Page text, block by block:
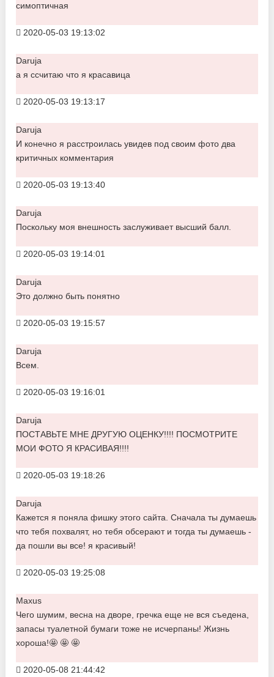
симоптичная
2020-05-03 19:13:02
Daruja
а я ссчитаю что я красавица
2020-05-03 19:13:17
Daruja
И конечно я расстроилась увидев под своим фото два
критичных комментария
2020-05-03 19:13:40
Daruja
Поскольку моя внешность заслуживает высший балл.
2020-05-03 19:14:01
Daruja
Это должно быть понятно
2020-05-03 19:15:57
Daruja
Всем.
2020-05-03 19:16:01
Daruja
ПОСТАВЬТЕ МНЕ ДРУГУЮ ОЦЕНКУ!!!! ПОСМОТРИТЕ
МОИ ФОТО Я КРАСИВАЯ!!!!
2020-05-03 19:18:26
Daruja
Кажется я поняла фишку этого сайта. Сначала ты думаешь
что тебя похвалят, но тебя обсерают и тогда ты думаешь -
да пошли вы все! я красивый!
2020-05-03 19:25:08
Maxus
Чего шумим, весна на дворе, гречка еще не вся съедена,
запасы туалетной бумаги тоже не исчерпаны! Жизнь
хороша!🤩 🤩 🤩
2020-05-08 21:44:42